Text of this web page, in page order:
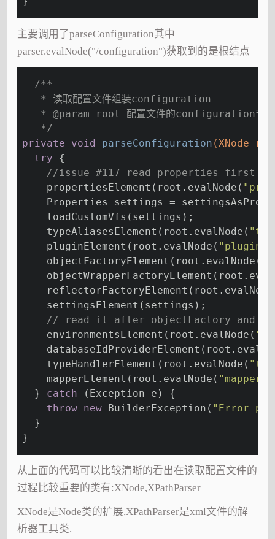
主要调用了parseConfiguration其中
parser.evalNode("/configuration")获取到的是根结点
/**
   * 读取配置文件组装configuration
   *
@param root 配置文件的configuration节点
   */
private
void parseConfiguration (XNode
try {
//issue #117 read properties first
    propertiesElement(root.evalNode(
Properties settings =
    loadCustomVfs(settings);
    typeAliasesElement(root.evalNode(
    pluginElement(root.evalNode(
"plugins"
    objectFactoryElement(root.evalNode(
    settingsElement(settings);
// read it after objectFactory and
    environmentsElement(root.evalNode(
    typeHandlerElement(root.evalNode(
    mapperElement(root.evalNode(
"mappers"
  }
catch (Exception e) {
throw new BuilderException( "Error
  }
}
从上面的代码可以比较清晰的看出在读取配置文件的
过程比较重要的类有:XNode,XPathParser
XNode是Node类的扩展,XPathParser是xml文件的解
析器工具类.